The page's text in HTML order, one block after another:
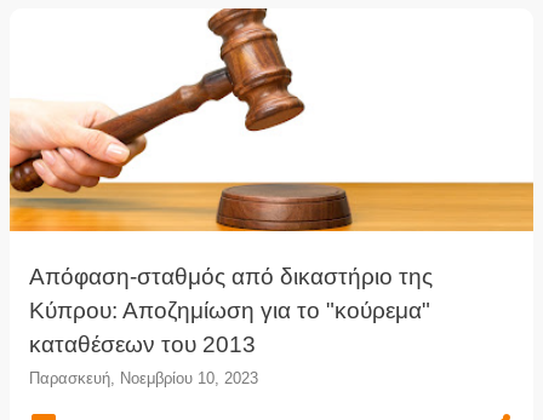
Απόφαση-σταθμός από δικαστήριο της
Κύπρου: Αποζημίωση για το "κούρεμα"
καταθέσεων του 2013
Παρασκευή, Νοεμβρίου 10, 2023